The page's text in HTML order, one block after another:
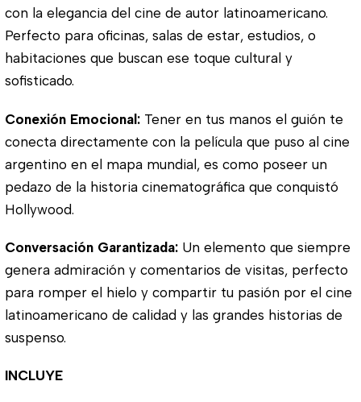
con la elegancia del cine de autor latinoamericano.
Perfecto para oficinas, salas de estar, estudios, o
habitaciones que buscan ese toque cultural y
sofisticado.
Conexión Emocional: Tener en tus manos el guión te
conecta directamente con la película que puso al cine
argentino en el mapa mundial, es como poseer un
pedazo de la historia cinematográfica que conquistó
Hollywood.
Conversación Garantizada: Un elemento que siempre
genera admiración y comentarios de visitas, perfecto
para romper el hielo y compartir tu pasión por el cine
latinoamericano de calidad y las grandes historias de
suspenso.
INCLUYE